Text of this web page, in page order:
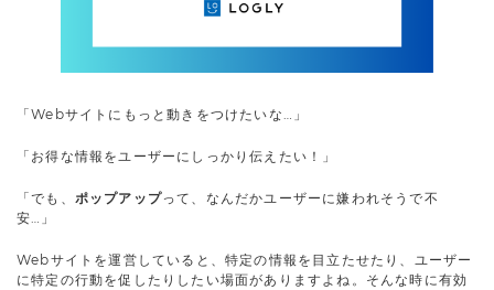
「Webサイトにもっと動きをつけたいな…」
「お得な情報をユーザーにしっかり伝えたい！」
「でも、 ポップアップって、なんだかユーザーに嫌われそうで不
安…」
Webサイトを運営していると、特定の情報を目立たせたり、ユーザー
に特定の行動を促したりしたい場面がありますよね。そんな時に有効